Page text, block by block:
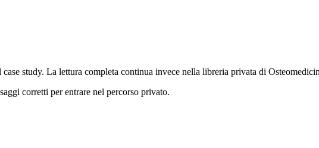
study. La lettura completa continua invece nella libreria privata di
corretti per entrare nel percorso privato.